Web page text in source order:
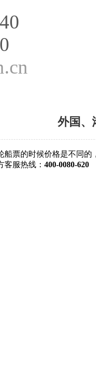
外国、
船票的时候价格是不同
服热线： 400-0080-620